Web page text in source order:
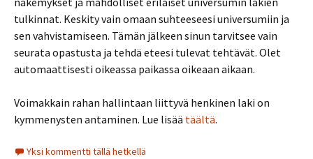
tulkinnat. Keskity vain omaan suhteeseesi universumiin ja
sen vahvistamiseen. Tämän jälkeen sinun tarvitsee vain
seurata opastusta ja tehdä eteesi tulevat tehtävät. Olet
automaattisesti oikeassa paikassa oikeaan aikaan.
Voimakkain rahan hallintaan liittyvä henkinen laki on
kymmenysten antaminen. Lue lisää täältä.
Yksi kommentti tällä hetkellä